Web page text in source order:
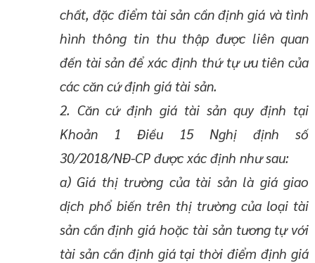
chất, đặc điểm tài sản cần định giá và tình
hình thông tin thu thập được liên quan
đến tài sản để xác định thứ tự ưu tiên của
các căn cứ định giá tài sản.
2. Căn cứ định giá tài sản quy định tại
Khoản 1 Điều 15 Nghị định số
30/2018/NĐ-CP được xác định như sau:
a) Giá thị trường của tài sản là giá giao
dịch phổ biến trên thị trường của loại tài
sản cần định giá hoặc tài sản tương tự với
tài sản cần định giá tại thời điểm định giá